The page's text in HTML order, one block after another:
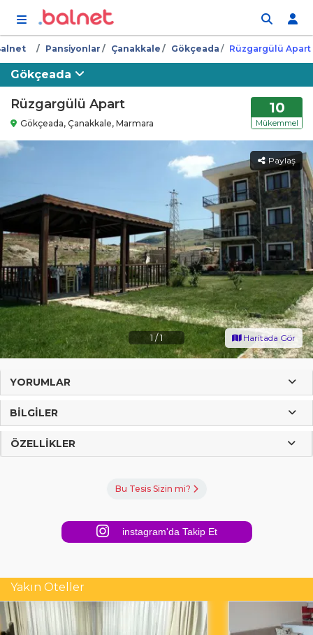
Pansi̇yonlar Çanakkale Gökçeada Rüzgargülü Apart
Gökçeada
Rüzgargülü Apart
Gökçeada, Çanakkale, Marmara
10
Mükemmel
1/1
Paylaş
Haritada Gör
YORUMLAR
BILGILER
ÖZELLIKLER
Bu Tesis Sizin mi?
instagram'da Takip Et
Yakın Oteller